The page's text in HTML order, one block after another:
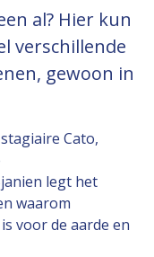
al? Hier kun
verschillende
gewoon in
Cato,
legt het
waarom
voor de aarde en